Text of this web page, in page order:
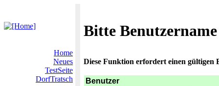
Bitte
Home
Neues
TestSeite
DorfTratsch
Diese Funktion erfordert einen gültigen
Benutzer